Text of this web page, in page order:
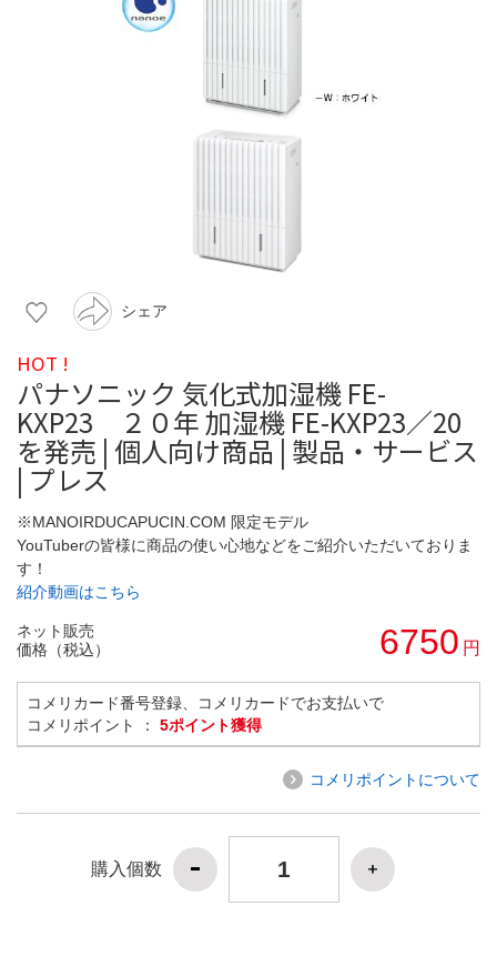
シェア
HOT !
パナソニック 気化式加湿機 FE-
KXP23 ２０年 加湿機 FE-KXP23／20
を発売 | 個人向け商品 | 製品・サービス
| プレス
※MANOIRDUCAPUCIN.COM 限定モデル
YouTuberの皆様に商品の使い心地などをご紹介いただいておりま
す！
紹介動画はこちら
ネット販売
価格（税込）
6750 円
コメリカード番号登録、コメリカードでお支払いで
コメリポイント ： 5ポイント獲得
コメリポイントについて
購入個数